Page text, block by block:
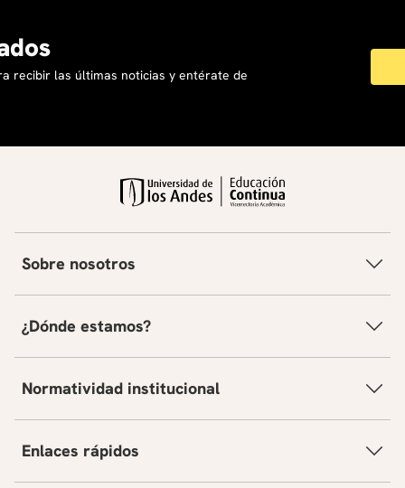
recibir las últimas noticias y entérate de
Sobre nosotros
¿Dónde estamos?
Normatividad institucional
Enlaces rápidos